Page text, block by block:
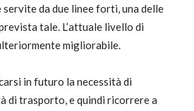
da due linee forti, una delle
tale. L’attuale livello di
migliorabile.
in futuro la necessità di
di trasporto, e quindi ricorrere a